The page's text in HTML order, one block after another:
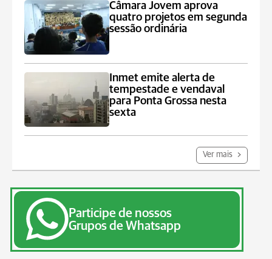
Câmara Jovem aprova
quatro projetos em segunda
sessão ordinária
Inmet emite alerta de
tempestade e vendaval
para Ponta Grossa nesta
sexta
Ver mais
Participe de nossos
Grupos de Whatsapp